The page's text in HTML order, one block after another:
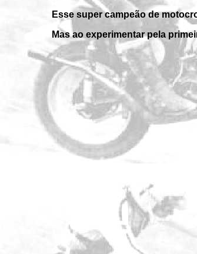
Esse super campeão de
Mas ao experimentar pela